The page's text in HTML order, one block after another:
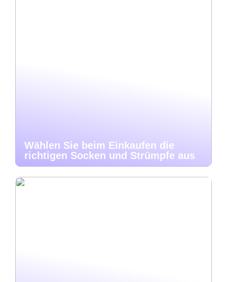
Wählen Sie beim Einkaufen die
richtigen Socken und Strümpfe aus